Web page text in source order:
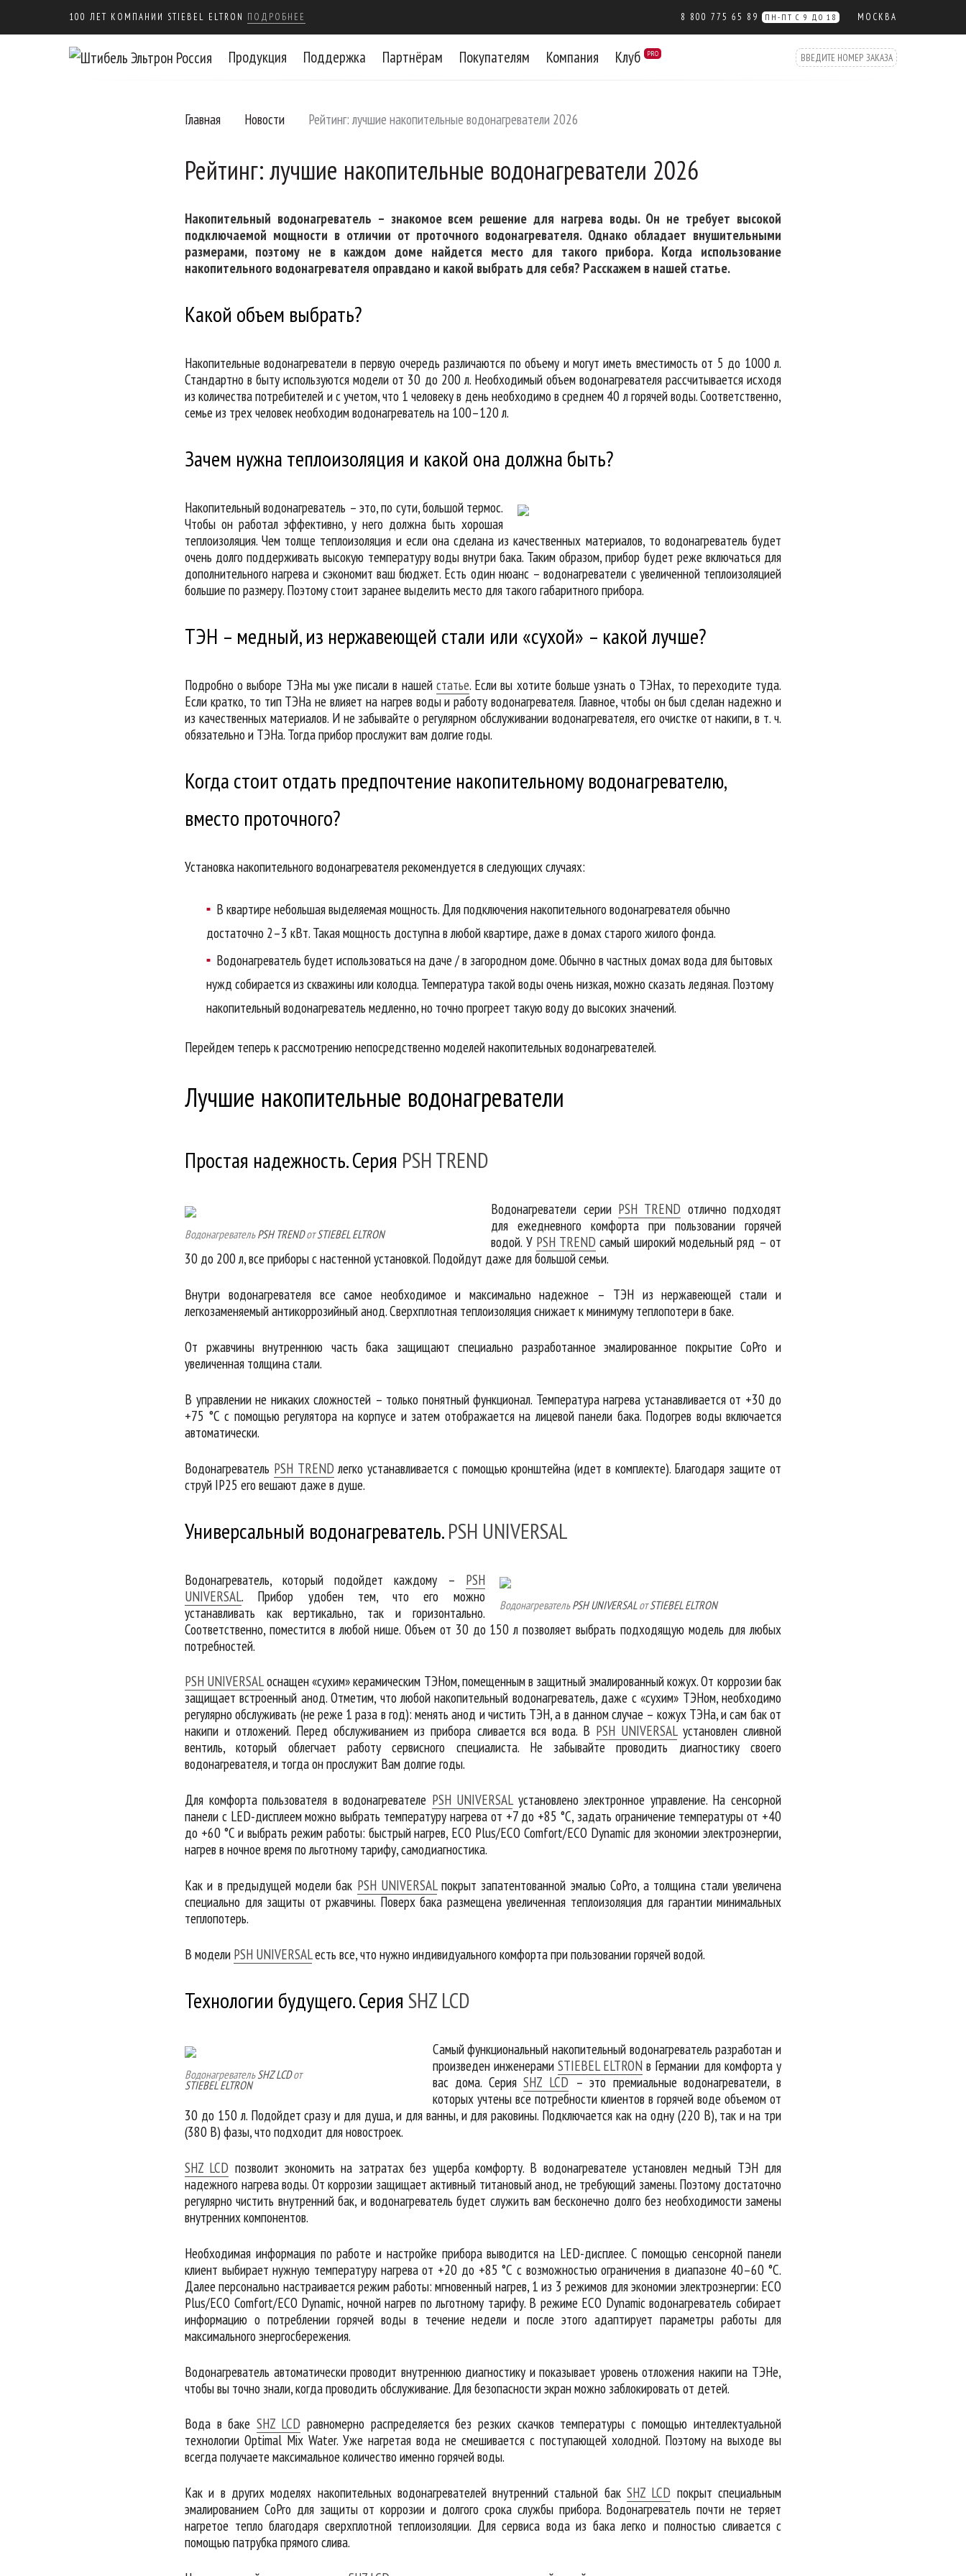
100 ЛЕТ КОМПАНИИ STIEBEL ELTRON ПОДРОБНЕЕ 8 800 775 65 89 ПН-ПТ С 9 ДО 18 МОСКВА
Продукция Поддержка Партнёрам Покупателям Компания Клуб PRO
Главная Новости Рейтинг: лучшие накопительные водонагреватели 2026
Рейтинг: лучшие накопительные водонагреватели 2026
Накопительный водонагреватель – знакомое всем решение для нагрева воды. Он не требует высокой
подключаемой мощности в отличии от проточного водонагревателя. Однако обладает внушительными
размерами, поэтому не в каждом доме найдется место для такого прибора. Когда использование
накопительного водонагревателя оправдано и какой выбрать для себя? Расскажем в нашей статье.
Какой объем выбрать?
Накопительные водонагреватели в первую очередь различаются по объему и могут иметь вместимость от 5 до 1000 л.
Стандартно в быту используются модели от 30 до 200 л. Необходимый объем водонагревателя рассчитывается исходя
из количества потребителей и с учетом, что 1 человеку в день необходимо в среднем 40 л горячей воды. Соответственно,
семье из трех человек необходим водонагреватель на 100–120 л.
Зачем нужна теплоизоляция и какой она должна быть?
Накопительный водонагреватель – это, по сути, большой термос.
Чтобы он работал эффективно, у него должна быть хорошая
теплоизоляция. Чем толще теплоизоляция и если она сделана из качественных материалов, то водонагреватель будет
очень долго поддерживать высокую температуру воды внутри бака. Таким образом, прибор будет реже включаться для
дополнительного нагрева и сэкономит ваш бюджет. Есть один нюанс – водонагреватели с увеличенной теплоизоляцией
большие по размеру. Поэтому стоит заранее выделить место для такого габаритного прибора.
ТЭН – медный, из нержавеющей стали или «сухой» – какой лучше?
Подробно о выборе ТЭНа мы уже писали в нашей статье. Если вы хотите больше узнать о ТЭНах, то переходите туда.
Если кратко, то тип ТЭНа не влияет на нагрев воды и работу водонагревателя. Главное, чтобы он был сделан надежно и
из качественных материалов. И не забывайте о регулярном обслуживании водонагревателя, его очистке от накипи, в т. ч.
обязательно и ТЭНа. Тогда прибор прослужит вам долгие годы.
Когда стоит отдать предпочтение накопительному водонагревателю,
вместо проточного?
Установка накопительного водонагревателя рекомендуется в следующих случаях:
В квартире небольшая выделяемая мощность. Для подключения накопительного водонагревателя обычно
достаточно 2–3 кВт. Такая мощность доступна в любой квартире, даже в домах старого жилого фонда.
Водонагреватель будет использоваться на даче / в загородном доме. Обычно в частных домах вода для бытовых
нужд собирается из скважины или колодца. Температура такой воды очень низкая, можно сказать ледяная. Поэтому
накопительный водонагреватель медленно, но точно прогреет такую воду до высоких значений.
Перейдем теперь к рассмотрению непосредственно моделей накопительных водонагревателей.
Лучшие накопительные водонагреватели
Простая надежность. Серия PSH TREND
ВодонагревательPSH TRENDотSTIEBEL ELTRON
Водонагреватели серии PSH TREND отлично подходят
для ежедневного комфорта при пользовании горячей
водой. У PSH TREND самый широкий модельный ряд – от
30 до 200 л, все приборы с настенной установкой. Подойдут даже для большой семьи.
Внутри водонагревателя все самое необходимое и максимально надежное – ТЭН из нержавеющей стали и
легкозаменяемый антикоррозийный анод. Сверхплотная теплоизоляция снижает к минимуму теплопотери в баке.
От ржавчины внутреннюю часть бака защищают специально разработанное эмалированное покрытие CoPro и
увеличенная толщина стали.
В управлении не никаких сложностей – только понятный функционал. Температура нагрева устанавливается от +30 до
+75 °С с помощью регулятора на корпусе и затем отображается на лицевой панели бака. Подогрев воды включается
автоматически.
Водонагреватель PSH TREND легко устанавливается с помощью кронштейна (идет в комплекте). Благодаря защите от
струй IP25 его вешают даже в душе.
Универсальный водонагреватель.PSH UNIVERSAL
ВодонагревательPSH UNIVERSAL отSTIEBEL ELTRON
Водонагреватель, который подойдет каждому – PSH
UNIVERSAL. Прибор удобен тем, что его можно
устанавливать как вертикально, так и горизонтально.
Соответственно, поместится в любой нише. Объем от 30 до 150 л позволяет выбрать подходящую модель для любых
потребностей.
PSH UNIVERSALоснащен «сухим» керамическим ТЭНом, помещенным в защитный эмалированный кожух. От коррозии бак
защищает встроенный анод. Отметим, что любой накопительный водонагреватель, даже с «сухим» ТЭНом, необходимо
регулярно обслуживать (не реже 1 раза в год): менять анод и чистить ТЭН, а в данном случае – кожух ТЭНа, и сам бак от
накипи и отложений. Перед обслуживанием из прибора сливается вся вода. В PSH UNIVERSALустановлен сливной
вентиль, который облегчает работу сервисного специалиста. Не забывайте проводить диагностику своего
водонагревателя, и тогда он прослужит Вам долгие годы.
Для комфорта пользователя в водонагревателе PSH UNIVERSALустановлено электронное управление. На сенсорной
панели с LED-дисплеем можно выбрать температуру нагрева от +7 до +85 °С, задать ограничение температуры от +40
до +60 °С и выбрать режим работы: быстрый нагрев, ECO Plus/ECO Comfort/ECO Dynamic для экономии электроэнергии,
нагрев в ночное время по льготному тарифу, самодиагностика.
Как и в предыдущей модели бак PSH UNIVERSALпокрыт запатентованной эмалью CoPro, а толщина стали увеличена
специально для защиты от ржавчины. Поверх бака размещена увеличенная теплоизоляция для гарантии минимальных
теплопотерь.
В модели PSH UNIVERSALесть все, что нужно индивидуального комфорта при пользовании горячей водой.
Технологии будущего. Серия SHZ LCD
ВодонагревательSHZ LCDот
STIEBEL ELTRON
Самый функциональный накопительный водонагреватель разработан и
произведен инженерами STIEBEL ELTRON в Германии для комфорта у
вас дома. СерияSHZ LCD – это премиальные водонагреватели, в
которых учтены все потребности клиентов в горячей воде объемом от
30 до 150 л. Подойдет сразу и для душа, и для ванны, и для раковины. Подключается как на одну (220 В), так и на три
(380 В) фазы, что подходит для новостроек.
SHZ LCD позволит экономить на затратах без ущерба комфорту. В водонагревателе установлен медный ТЭН для
надежного нагрева воды. От коррозии защищает активный титановый анод, не требующий замены. Поэтому достаточно
регулярно чистить внутренний бак, и водонагреватель будет служить вам бесконечно долго без необходимости замены
внутренних компонентов.
Необходимая информация по работе и настройке прибора выводится на LED-дисплее. С помощью сенсорной панели
клиент выбирает нужную температуру нагрева от +20 до +85 °С с возможностью ограничения в диапазоне 40–60 °С.
Далее персонально настраивается режим работы: мгновенный нагрев, 1 из 3 режимов для экономии электроэнергии: ECO
Plus/ECO Comfort/ECO Dynamic, ночной нагрев по льготному тарифу. В режиме ECO Dynamic водонагреватель собирает
информацию о потреблении горячей воды в течение недели и после этого адаптирует параметры работы для
максимального энергосбережения.
Водонагреватель автоматически проводит внутреннюю диагностику и показывает уровень отложения накипи на ТЭНе,
чтобы вы точно знали, когда проводить обслуживание. Для безопасности экран можно заблокировать от детей.
Вода в баке SHZ LCD равномерно распределяется без резких скачков температуры с помощью интеллектуальной
технологии Optimal Mix Water. Уже нагретая вода не смешивается с поступающей холодной. Поэтому на выходе вы
всегда получаете максимальное количество именно горячей воды.
Как и в других моделях накопительных водонагревателей внутренний стальной бакSHZ LCD покрыт специальным
эмалированием CoPro для защиты от коррозии и долгого срока службы прибора. Водонагреватель почти не теряет
нагретое тепло благодаря сверхплотной теплоизоляции. Для сервиса вода из бака легко и полностью сливается с
помощью патрубка прямого слива.